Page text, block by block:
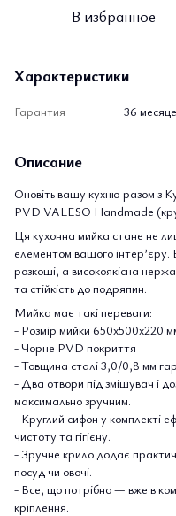
В избранное
Характеристики
Гарантия 36
Описание
Оновіть вашу кухню разом з
PVD VALESO Handmade
Ця кухонна мийка стане не
елементом вашого
розкоші, а високоякісна
та стійкість до подряпин.
Мийка має такі переваги:
- Розмір мийки 650х500х220
- Чорне PVD покриття
- Товщина сталі 3,0/0,8 мм
- Два отвори під змішувач і
максимально зручним.
- Круглий сифон у комплекті
чистоту та гігієну.
- Зручне крило додає
посуд чи овочі.
- Все, що потрібно — вже в
кріплення.